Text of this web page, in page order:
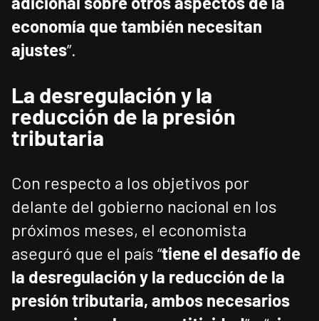
economía que también necesitan
ajustes”.
La desregulación y la
reducción de la presión
tributaria
Con respecto a los objetivos por
delante del gobierno nacional en los
próximos meses, el economista
aseguró que el país “tiene el desafío de
la desregulación y la reducción de la
presión tributaria, ambos necesarios